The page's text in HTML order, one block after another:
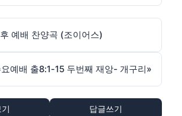
예배 찬양곡 (조이어스)
예배 출8:1-15 두번째 재앙- 개구리»
답글쓰기